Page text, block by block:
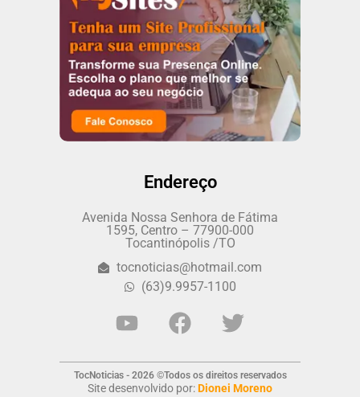
Endereço
Avenida Nossa Senhora de Fátima
1595, Centro – 77900-000
Tocantinópolis /TO
tocnoticias@hotmail.com
(63)9.9957-1100
TocNoticias - 2026 ©Todos os direitos reservados
Site desenvolvido por:Dionei Moreno